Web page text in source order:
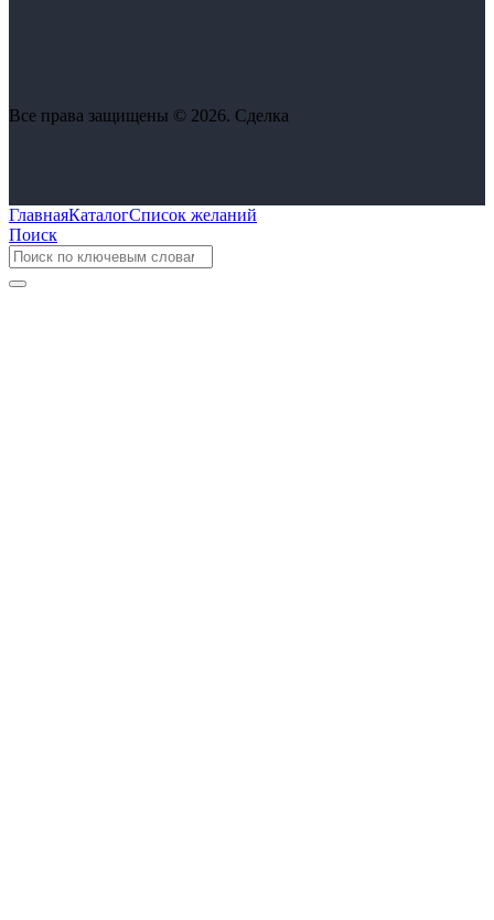
Все права защищены © 2026. Сделка
ГлавнаяКаталогСписок желаний
Поиск